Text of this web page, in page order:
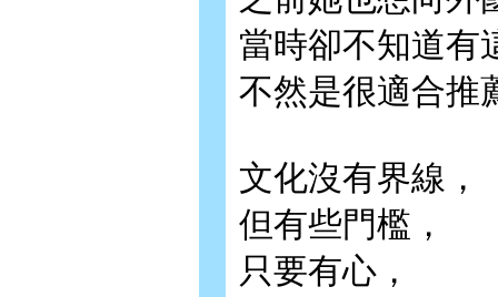
當時卻不知道有
不然是很適合推
文化沒有界線，
但有些門檻，
只要有心，